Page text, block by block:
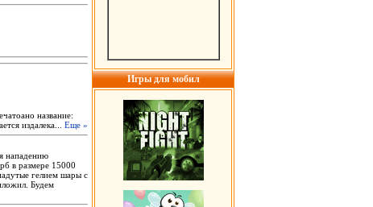
название:
издалека... Еще »
нападению
в размере 15000
гелием шары с
Будем
Игры для мобил